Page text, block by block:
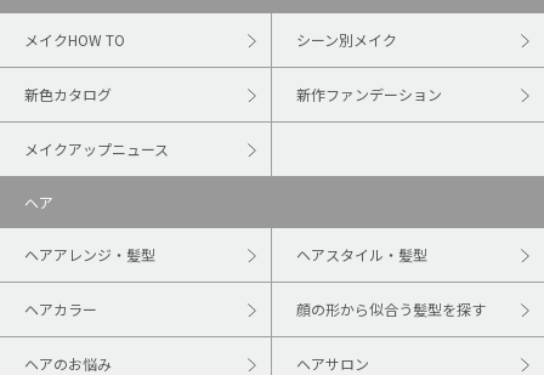
メイクHOW TO シーン別メイク
新色カタログ 新作ファンデーション
メイクアップニュース
ヘア
ヘアアレンジ・髪型 ヘアスタイル・髪型
ヘアカラー 顔の形から似合う髪型を探す
ヘアのお悩み ヘアサロン